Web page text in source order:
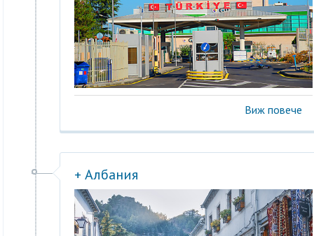
Виж повече
+ Албания